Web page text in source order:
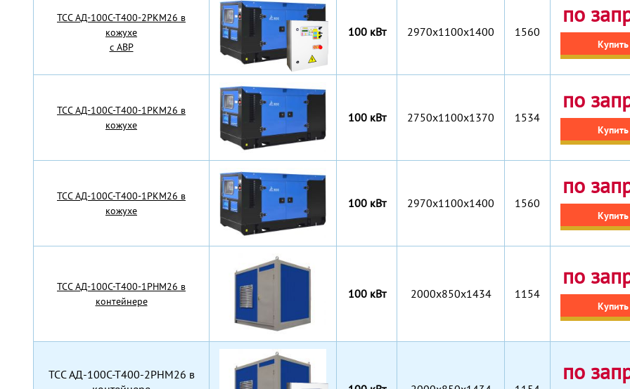
TCC АД-100С-Т400-2РКМ26 в
кожухе
с АВР
100 кВт 2970x1100x1400 1560
по
Купить
TCC АД-100С-Т400-1РКМ26 в
кожухе
100 кВт 2750x1100x1370 1534
по
Купить
TCC АД-100С-Т400-1РКМ26 в
кожухе
100 кВт 2970x1100x1400 1560
по
Купить
TCC АД-100С-Т400-1РНМ26 в
контейнере
100 кВт 2000x850x1434 1154
по
Купить
TCC АД-100С-Т400-2РНМ26 в
по